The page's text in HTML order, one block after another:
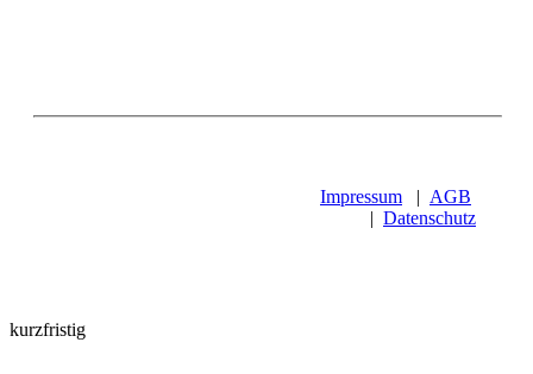
Impressum | AGB
| Datenschutz
kurzfristig